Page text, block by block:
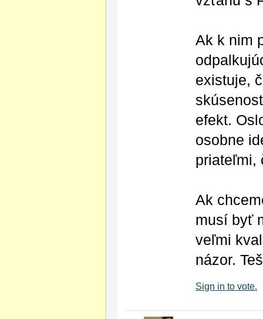
Ak k nim
existuje,
efekt.
osobne
priateľmi,
Ak
musí byť
veľmi
názor.
Sign in to vote.